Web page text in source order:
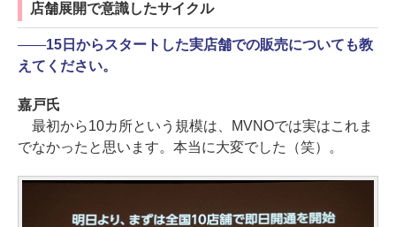
店舗展開で意識したサイクル
――15日からスタートした実店舗での販売についても教
えてください。
嘉戸氏
最初から10カ所という規模は、MVNOでは実はこれま
でなかったと思います。本当に大変でした（笑）。